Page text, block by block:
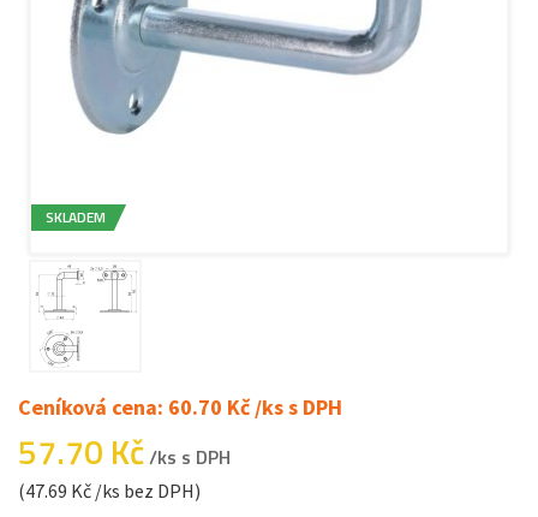
SKLADEM
Ceníková cena: 60.70 Kč /ks s DPH
57.70 Kč/ks s DPH
(47.69 Kč /ks bez DPH)